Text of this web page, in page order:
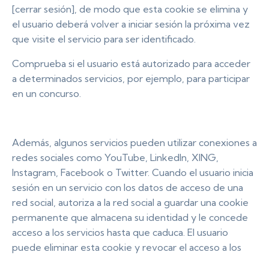
[cerrar sesión], de modo que esta cookie se elimina y
el usuario deberá volver a iniciar sesión la próxima vez
que visite el servicio para ser identificado.
Comprueba si el usuario está autorizado para acceder
a determinados servicios, por ejemplo, para participar
en un concurso.
Además, algunos servicios pueden utilizar conexiones a
redes sociales como YouTube, LinkedIn, XING,
Instagram, Facebook o Twitter. Cuando el usuario inicia
sesión en un servicio con los datos de acceso de una
red social, autoriza a la red social a guardar una cookie
permanente que almacena su identidad y le concede
acceso a los servicios hasta que caduca. El usuario
puede eliminar esta cookie y revocar el acceso a los